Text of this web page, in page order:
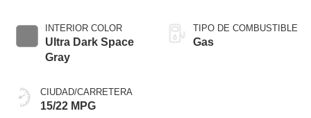
INTERIOR COLOR
Ultra Dark Space
Gray
CIUDAD/CARRETERA
15/22 MPG
SelectShift®
Capability
TIPO DE COMBUSTIBLE
Gas